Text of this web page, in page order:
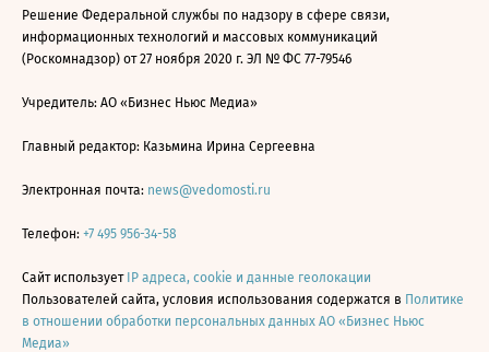
Решение Федеральной службы по надзору в сфере связи,
информационных технологий и массовых коммуникаций
(Роскомнадзор) от 27 ноября 2020 г. ЭЛ № ФС 77-79546
Учредитель: АО «Бизнес Ньюс Медиа»
Главный редактор: Казьмина Ирина Сергеевна
Электронная почта: news@vedomosti.ru
Телефон: +7 495 956-34-58
Сайт использует IP адреса, cookie и данные геолокации
Пользователей сайта, условия использования содержатся в Политике
в отношении обработки персональных данных АО «Бизнес Ньюс
Медиа»